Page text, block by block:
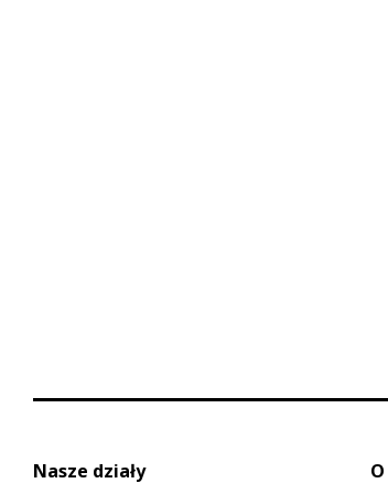
Nasze działy